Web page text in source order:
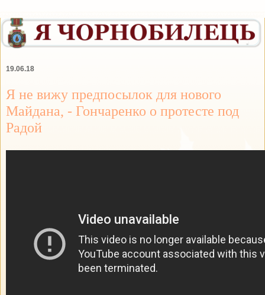
19.06.18
Я не вижу предпосылок для нового
Майдана, - Гончаренко о протесте под
Радой